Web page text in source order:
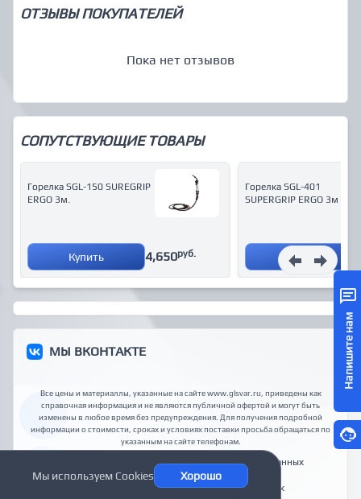
ОТЗЫВЫ ПОКУПАТЕЛЕЙ
Пока нет отзывов
СОПУТСТВУЮЩИЕ ТОВАРЫ
Горелка SGL-150 SUREGRIP
ERGO 3м.
Купить 4,650руб.
Горелка SGL-401
SUPERGRIP ERGO 3м
Купить
МЫ ВКОНТАКТЕ
Все цены и материаллы, указанные на сайте www.glsvar.ru, приведены как
справочная информация и не являются публичной офертой и могут быть
изменены в любое время без предупреждения. Для получения подробной
информации о стоимости, сроках и условиях поставки просьба обращаться по
указанным на сайте телефонам.
Способы оплатыПолитика обработки данных
ООО "Техносвар КС" © 2026 Главный сварщик
Напишите нам
Мы используем Cookies Хорошо